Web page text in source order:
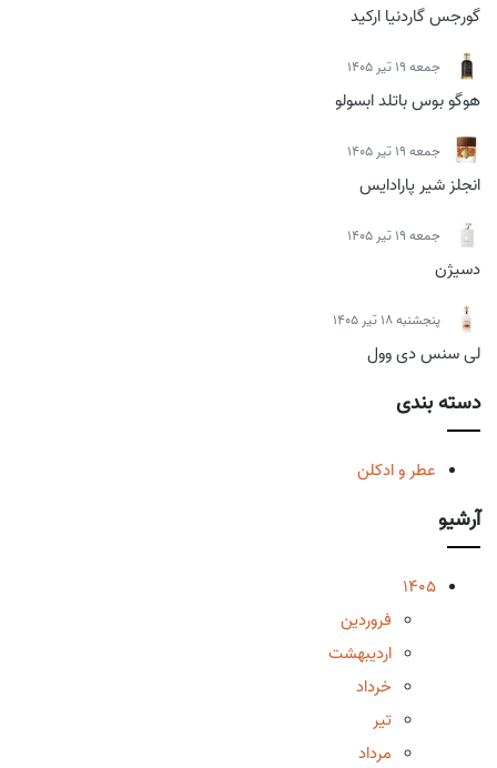
گورجس گاردنیا ارکید
جمعه 19 تیر 1405
هوگو بوس باتلد ابسولو
جمعه 19 تیر 1405
انجلز شیر پارادایس
جمعه 19 تیر 1405
دسیژن
پنجشنبه 18 تیر 1405
لی سنس دی وول
دسته بندی
عطر و ادکلن
آرشیو
1405
فروردین
اردیبهشت
خرداد
تیر
مرداد